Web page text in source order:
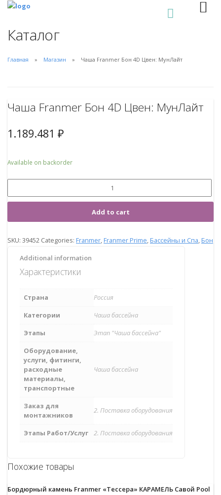
Каталог
Главная Магазин Чаша Franmer Бон 4D Цвен: МунЛайт
Чаша Franmer Бон 4D Цвен: МунЛайт
1.189.481 ₽
Available on backorder
Add to cart
SKU: 39452 Categories: Franmer, Franmer Prime, Бассейны и Спа, Бон
Additional information
Характеристики
Страна
Россия
Категории
Чаша бассейна
Этапы
Этап "Чаша бассейна"
Оборудование,
услуги, фитинги,
расходные
материалы,
транспортные
Чаша бассейна
Заказ для
монтажников
2. Поставка оборудования
Этапы Работ/Услуг 2. Поставка оборудования
Похожие товары
Бордюрный камень Franmer «Тессера» КАРАМЕЛЬ Савой Pool